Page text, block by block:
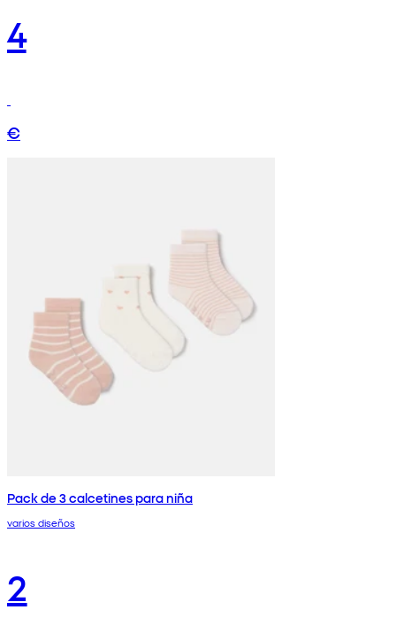
4
€
Pack de 3 calcetines para niña
varios diseños
2